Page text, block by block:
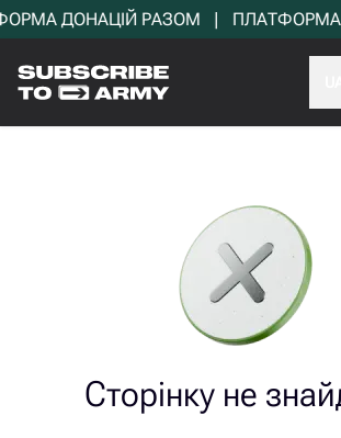
ДОНАЦІЙ РАЗОМ   |
Сторінку не